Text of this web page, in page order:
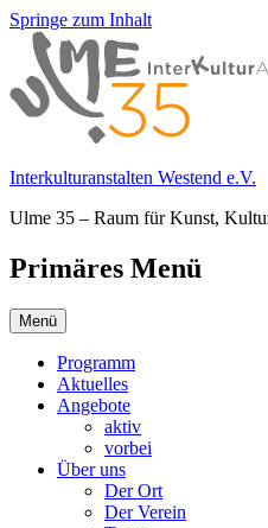
Springe zum Inhalt
Interkulturanstalten Westend e.V.
Ulme 35 – Raum für Kunst,
Primäres Menü
Menü
Programm
Aktuelles
Angebote
aktiv
vorbei
Über uns
Der Ort
Der Verein